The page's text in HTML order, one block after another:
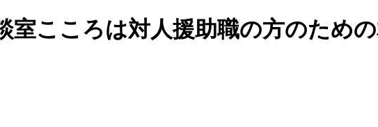
室こころは対人援助職の方のため